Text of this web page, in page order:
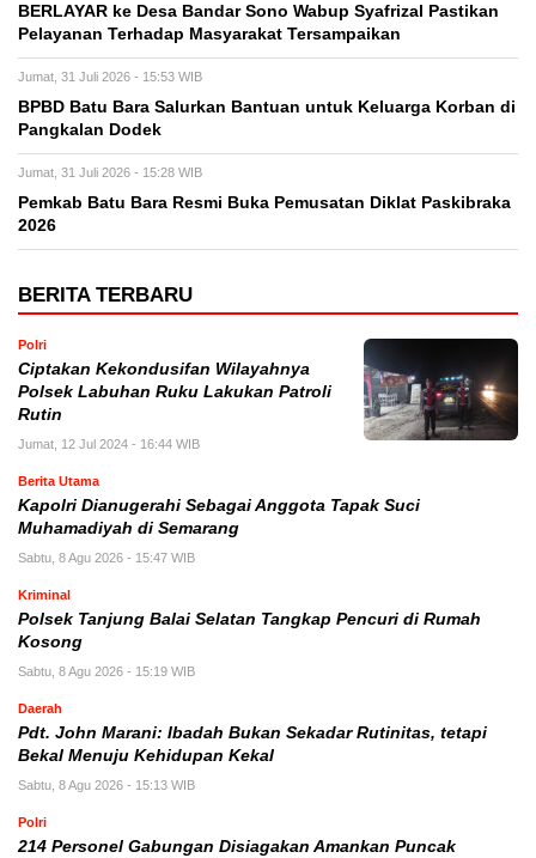
BERLAYAR ke Desa Bandar Sono Wabup Syafrizal Pastikan
Pelayanan Terhadap Masyarakat Tersampaikan
Jumat, 31 Juli 2026 - 15:53 WIB
BPBD Batu Bara Salurkan Bantuan untuk Keluarga Korban di
Pangkalan Dodek
Jumat, 31 Juli 2026 - 15:28 WIB
Pemkab Batu Bara Resmi Buka Pemusatan Diklat Paskibraka
2026
BERITA TERBARU
Polri
Ciptakan Kekondusifan Wilayahnya
Polsek Labuhan Ruku Lakukan Patroli
Rutin
Jumat, 12 Jul 2024 - 16:44 WIB
Berita Utama
Kapolri Dianugerahi Sebagai Anggota Tapak Suci
Muhamadiyah di Semarang
Sabtu, 8 Agu 2026 - 15:47 WIB
Kriminal
Polsek Tanjung Balai Selatan Tangkap Pencuri di Rumah
Kosong
Sabtu, 8 Agu 2026 - 15:19 WIB
Daerah
Pdt. John Marani: Ibadah Bukan Sekadar Rutinitas, tetapi
Bekal Menuju Kehidupan Kekal
Sabtu, 8 Agu 2026 - 15:13 WIB
Polri
214 Personel Gabungan Disiagakan Amankan Puncak